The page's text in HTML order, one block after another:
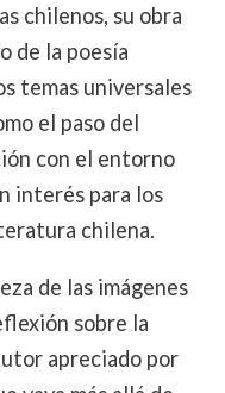
chilenos, su obra
de la poesía
temas universales
el paso del
con el entorno
interés para los
chilena.
de las imágenes
sobre la
apreciado por